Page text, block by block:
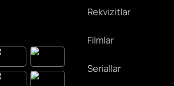
Rekvizitlar
Filmlar
Seriallar